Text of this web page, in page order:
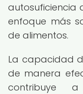
autosuficiencia
enfoque más
de alimentos.
La capacidad
de manera
contribuye